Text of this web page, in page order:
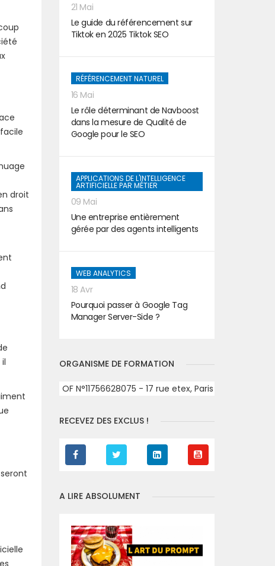
droit
21 Mai
Le guide du référencement sur
Tiktok en 2025 Tiktok SEO
RÉFÉRENCEMENT NATUREL
16 Mai
Le rôle déterminant de Navboost
dans la mesure de Qualité de
Google pour le SEO
APPLICATIONS DE L'INTELLIGENCE
ARTIFICIELLE PAR MÉTIER
09 Mai
Une entreprise entièrement
gérée par des agents intelligents
WEB ANALYTICS
18 Avr
Pourquoi passer à Google Tag
Manager Server-Side ?
ORGANISME DE FORMATION
OF N°11756628075 - 17 rue etex, Paris
RECEVEZ DES EXCLUS !
A LIRE ABSOLUMENT